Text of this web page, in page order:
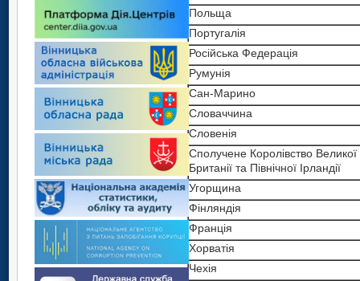
Польща
Португалія
Російська Федерація
Румунія
Сан-Марино
Словаччина
Словенія
Сполучене Королівство Великої
Британії та Північної Ірландії
Угорщина
Фінляндія
Франція
Хорватія
Чехія